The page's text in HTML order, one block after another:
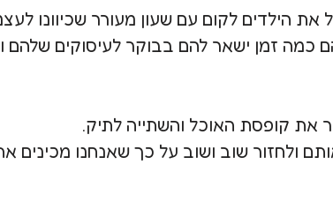
את הילדים לקום עם שעון מעורר שכיוונו
כמה זמן ישאר להם בבוקר לעיסוקים שלהם
את קופסת האוכל והשתייה לתיק.
ולחזור שוב ושוב על כך שאנחנו מכינים